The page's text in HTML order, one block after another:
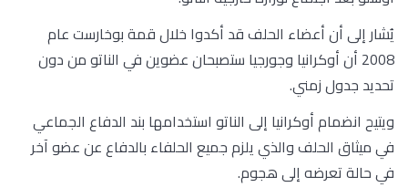
يُشار إلى أن أعضاء الحلف قد أكدوا خلال قمة بوخارست عام
2008 أن أوكرانيا وجورجيا ستصبحان عضوين في الناتو من دون
تحديد جدول زمني.
ويتيح انضمام أوكرانيا إلى الناتو استخدامها بند الدفاع الجماعي
في ميثاق الحلف والذي يلزم جميع الحلفاء بالدفاع عن عضو آخر
في حالة تعرضه إلى هجوم.